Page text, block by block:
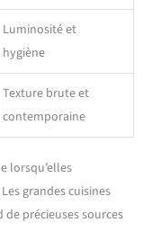
Luminosité et
hygiène
Texture brute et
contemporaine
lorsqu’elles
grandes cuisines
précieuses sources